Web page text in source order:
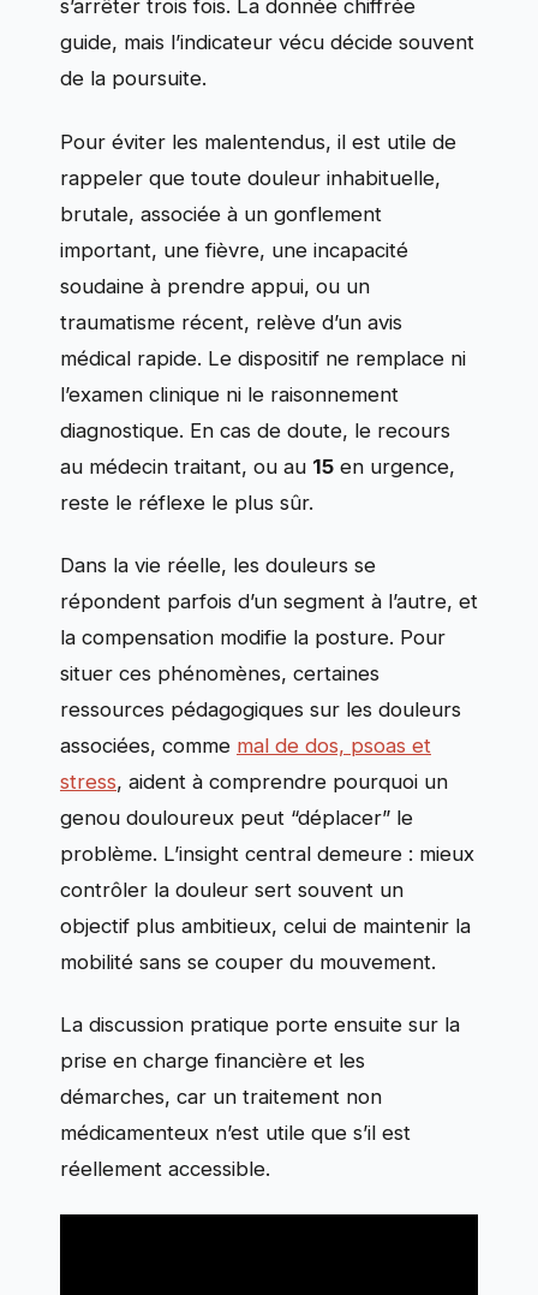
s’arrêter trois fois. La donnée chiffrée
guide, mais l’indicateur vécu décide souvent
de la poursuite.
Pour éviter les malentendus, il est utile de
rappeler que toute douleur inhabituelle,
brutale, associée à un gonflement
important, une fièvre, une incapacité
soudaine à prendre appui, ou un
traumatisme récent, relève d’un avis
médical rapide. Le dispositif ne remplace ni
l’examen clinique ni le raisonnement
diagnostique. En cas de doute, le recours
au médecin traitant, ou au 15 en urgence,
reste le réflexe le plus sûr.
Dans la vie réelle, les douleurs se
répondent parfois d’un segment à l’autre, et
la compensation modifie la posture. Pour
situer ces phénomènes, certaines
ressources pédagogiques sur les douleurs
associées, comme mal de dos, psoas et
stress, aident à comprendre pourquoi un
genou douloureux peut “déplacer” le
problème. L’insight central demeure : mieux
contrôler la douleur sert souvent un
objectif plus ambitieux, celui de maintenir la
mobilité sans se couper du mouvement.
La discussion pratique porte ensuite sur la
prise en charge financière et les
démarches, car un traitement non
médicamenteux n’est utile que s’il est
réellement accessible.